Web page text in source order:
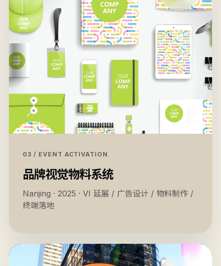
03 / EVENT ACTIVATION
品牌视觉物料系统
Nanjing · 2025 · VI 延展 / 广告设计 / 物料制作 /
终端落地